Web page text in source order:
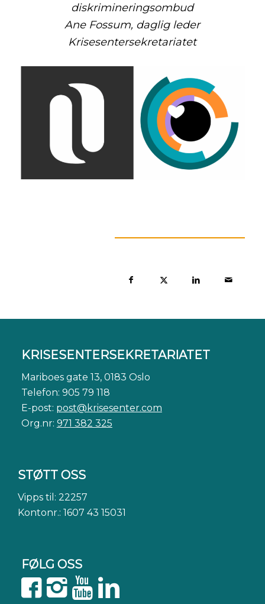
diskrimineringsombud
Ane Fossum, daglig leder
Krisesentersekretariatet
KRISESENTERSEKRETARIATET
Mariboes gate 13, 0183 Oslo
Telefon: 905 79 118
E-post: post@krisesenter.com
Org.nr: 971 382 325
STØTT OSS
Vipps til: 22257
Kontonr.: 1607 43 15031
FØLG OSS